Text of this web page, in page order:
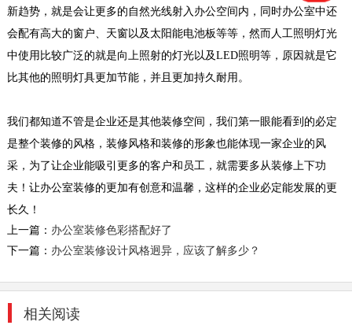
新趋势，就是会让更多的自然光线射入办公空间内，同时办公室中还
会配有高大的窗户、天窗以及太阳能电池板等等，然而人工照明灯光
中使用比较广泛的就是向上照射的灯光以及LED照明等，原因就是它
比其他的照明灯具更加节能，并且更加持久耐用。
我们都知道不管是企业还是其他装修空间，我们第一眼能看到的必定
是整个装修的风格，装修风格和装修的形象也能体现一家企业的风
采，为了让企业能吸引更多的客户和员工，就需要多从装修上下功
夫！让办公室装修的更加有创意和温馨，这样的企业必定能发展的更
长久！
上一篇： 办公室装修色彩搭配好了
下一篇： 办公室装修设计风格迥异，应该了解多少？
相关阅读
酒店企业厂房装修
首要的要素，只有布局合理了才会减少了空间
2018-07-30
的叙述性、空间功能上的节点性、空间氛围上的
2018-06-28
设计师为此间工作者创造大器格局的环境，玄关